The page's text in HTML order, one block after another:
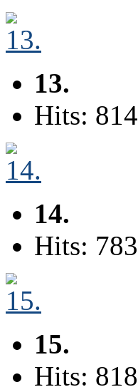
13.
Hits: 814
14.
Hits: 783
15.
Hits: 818